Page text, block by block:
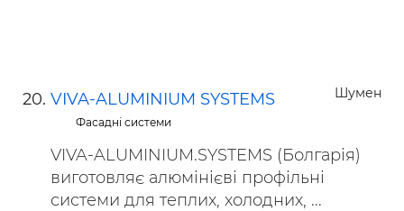
Шумен
VIVA-ALUMINIUM SYSTEMS
Фасадні системи
VIVA-ALUMINIUM.SYSTEMS (Болгарія)
виготовляє алюмінієві профільні
системи для теплих, холодних, ...